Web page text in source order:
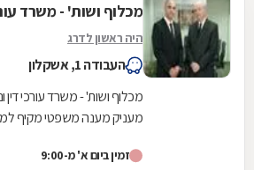
מכלוף ושות' - משרד
היה ראשון לדרג
העבודה 1, אשקלון
מכלוף ושות' - משרד עורכי דין
מעניק מענה משפטי מקיף
עם...זמין ביום א' מ-9:00